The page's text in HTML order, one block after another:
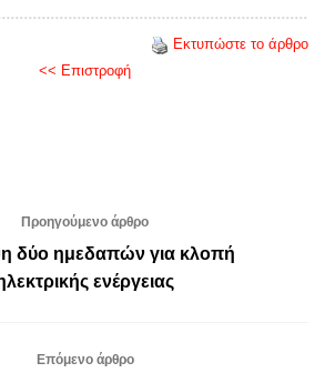
Εκτυπώστε το άρθρο
<< Επιστροφή
Προηγούμενο άρθρο
δύο ημεδαπών για κλοπή
ενέργειας
Επόμενο άρθρο